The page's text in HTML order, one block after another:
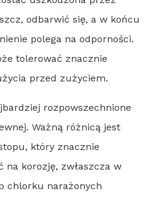
odbarwić się, a w końcu
polega na odporności.
tolerować znacznie
przed zużyciem.
rozpowszechnione
Ważną różnicą jest
który znacznie
na korozję, zwłaszcza w
chlorku narażonych